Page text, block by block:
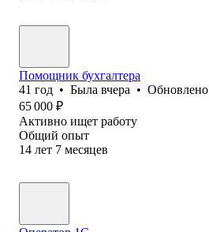
Помощник бухгалтера
41 год • Была вчера • Обновлено
65 000 ₽
Активно ищет работу
Общий опыт
14 лет 7 месяцев